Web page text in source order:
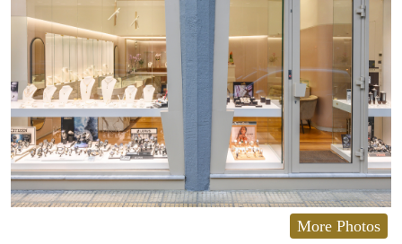
More Photos